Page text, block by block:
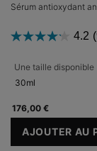
Sérum antioxydant
4.2
Une taille disponible
30ml
176,00 €
AJOUTER AU